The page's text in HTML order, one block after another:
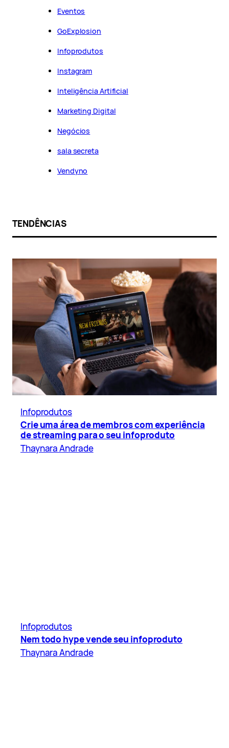
Eventos
GoExplosion
Infoprodutos
Instagram
Inteligência Artificial
Marketing Digital
Negócios
sala secreta
Vendyno
TENDÊNCIAS
Infoprodutos
Crie uma área de membros com experiência
de streaming para o seu infoproduto
Thaynara Andrade
Infoprodutos
Nem todo hype vende seu infoproduto
Thaynara Andrade